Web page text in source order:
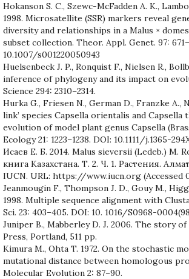
Hokanson S. C., Szewc-McFadden A. K.,
1998. Microsatellite (SSR) markers reveal
diversity and relationships in a Malus ×
subset collection. Theor. Appl. Genet. 97:
10.1007/s001220050943
Huelsenbeck J. P., Ronquist F., Nielsen R.,
inference of phylogeny and its impact on
Science 294: 2310–2314.
Hurka G., Friesen N., German D., Franzke A.,
link’ species Capsella orientalis and Capsella
evolution of model plant genus Capsella
Ecology 21: 1223–1238. DOI: 10.1111/j.1365-
Исаев Е. Б. 2014. Malus sieversii (Ledeb.) M.
книга Казахстана. Т. 2. Ч. 1. Растения.
IUCN. URL: https://www.iucn.org (Accessed
Jeanmougin F., Thompson J. D., Gouy M.,
1998. Multiple sequence alignment with
Sci. 23: 403–405. DOI: 10. 1016/S0968-
Juniper B., Mabberley D. J. 2006. The story
Press, Portland, 511 pp.
Kimura M., Ohta T. 1972. On the stochastic
mutational distance between homologous
Molecular Evolution 2: 87–90.